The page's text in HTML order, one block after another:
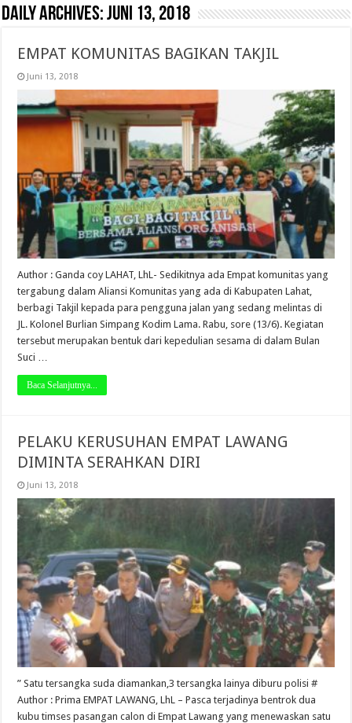
Daily Archives:Juni 13, 2018
EMPAT KOMUNITAS BAGIKAN TAKJIL
Juni 13, 2018
Author : Ganda coy LAHAT, LhL- Sedikitnya ada Empat komunitas yang
tergabung dalam Aliansi Komunitas yang ada di Kabupaten Lahat,
berbagi Takjil kepada para pengguna jalan yang sedang melintas di
JL. Kolonel Burlian Simpang Kodim Lama. Rabu, sore (13/6). Kegiatan
tersebut merupakan bentuk dari kepedulian sesama di dalam Bulan
Suci …
Baca Selanjutnya...
PELAKU KERUSUHAN EMPAT LAWANG
DIMINTA SERAHKAN DIRI
Juni 13, 2018
” Satu tersangka suda diamankan,3 tersangka lainya diburu polisi #
Author : Prima EMPAT LAWANG, LhL – Pasca terjadinya bentrok dua
kubu timses pasangan calon di Empat Lawang yang menewaskan satu